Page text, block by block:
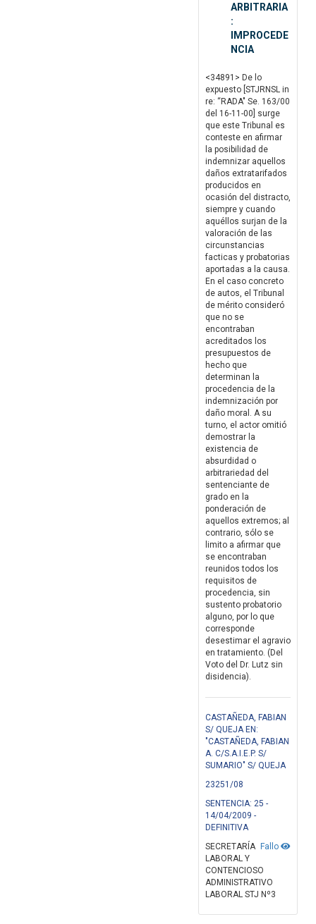
ARBITRARIA
:
IMPROCEDE
NCIA
<34891> De lo
expuesto [STJRNSL in
re: “RADA" Se. 163/00
del 16-11-00] surge
que este Tribunal es
conteste en afirmar
la posibilidad de
indemnizar aquellos
daños extratarifados
producidos en
ocasión del distracto,
siempre y cuando
aquéllos surjan de la
valoración de las
circunstancias
facticas y probatorias
aportadas a la causa.
En el caso concreto
de autos, el Tribunal
de mérito consideró
que no se
encontraban
acreditados los
presupuestos de
hecho que
determinan la
procedencia de la
indemnización por
daño moral. A su
turno, el actor omitió
demostrar la
existencia de
absurdidad o
arbitrariedad del
sentenciante de
grado en la
ponderación de
aquellos extremos; al
contrario, sólo se
limito a afirmar que
se encontraban
reunidos todos los
requisitos de
procedencia, sin
sustento probatorio
alguno, por lo que
corresponde
desestimar el agravio
en tratamiento. (Del
Voto del Dr. Lutz sin
disidencia).
CASTAÑEDA, FABIAN
S/ QUEJA EN:
"CASTAÑEDA, FABIAN
A. C/S.A.I.E.P. S/
SUMARIO" S/ QUEJA
23251/08
SENTENCIA: 25 -
14/04/2009 -
DEFINITIVA
Fallo
SECRETARÍA
LABORAL Y
CONTENCIOSO
ADMINISTRATIVO
LABORAL STJ Nº3